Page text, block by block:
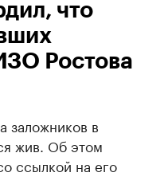
что
Ростова
заложников в
жив. Об этом
ссылкой на его